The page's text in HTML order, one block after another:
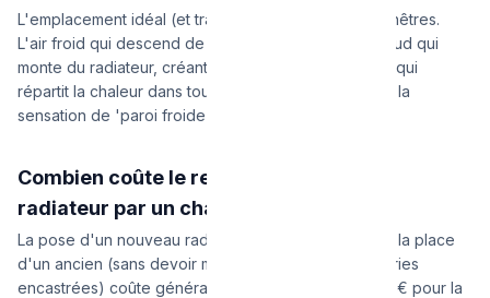
L'emplacement idéal (et traditionnel) est sous les fenêtres.
L'air froid qui descend de la vitre rencontre l'air chaud qui
monte du radiateur, créant une convection naturelle qui
répartit la chaleur dans toute la pièce tout en évitant la
sensation de 'paroi froide'.
Combien coûte le remplacement d'un
radiateur par un chauffagiste ?
La pose d'un nouveau radiateur en acier standard à la place
d'un ancien (sans devoir modifier toutes les tuyauteries
encastrées) coûte généralement entre 150 € et 250 € pour la